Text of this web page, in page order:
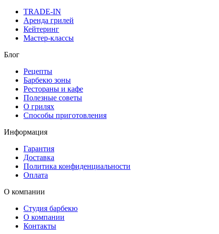
TRADE-IN
Аренда грилей
Кейтеринг
Мастер-классы
Блог
Рецепты
Барбекю зоны
Рестораны и кафе
Полезные советы
О грилях
Способы приготовления
Информация
Гарантия
Доставка
Политика конфиденциальности
Оплата
О компании
Студия барбекю
О компании
Контакты